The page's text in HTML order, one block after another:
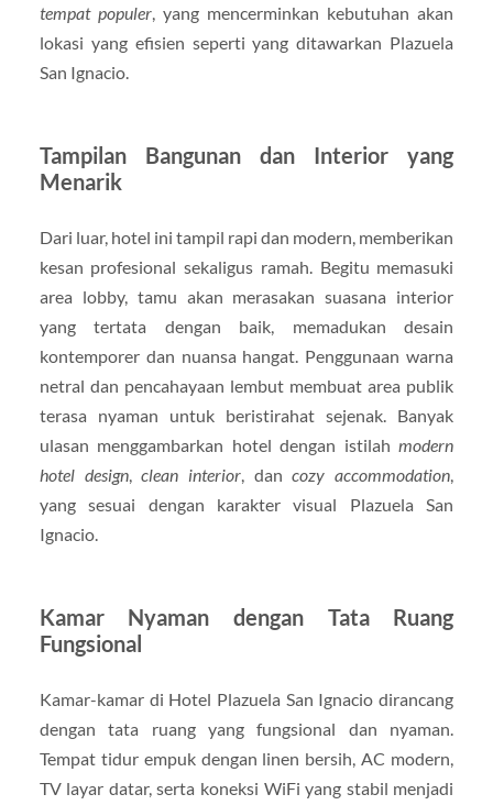
tempat populer, yang mencerminkan kebutuhan akan
lokasi yang efisien seperti yang ditawarkan Plazuela
San Ignacio.
Tampilan Bangunan dan Interior yang
Menarik
Dari luar, hotel ini tampil rapi dan modern, memberikan
kesan profesional sekaligus ramah. Begitu memasuki
area lobby, tamu akan merasakan suasana interior
yang tertata dengan baik, memadukan desain
kontemporer dan nuansa hangat. Penggunaan warna
netral dan pencahayaan lembut membuat area publik
terasa nyaman untuk beristirahat sejenak. Banyak
ulasan menggambarkan hotel dengan istilahmodern
hotel design,clean interior, dancozy accommodation,
yang sesuai dengan karakter visual Plazuela San
Ignacio.
Kamar Nyaman dengan Tata Ruang
Fungsional
Kamar-kamar di Hotel Plazuela San Ignacio dirancang
dengan tata ruang yang fungsional dan nyaman.
Tempat tidur empuk dengan linen bersih, AC modern,
TV layar datar, serta koneksi WiFi yang stabil menjadi